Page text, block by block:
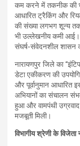
कम करने में तकनीक की
आधारित ट्रैकिंग और
की संख्या लगभग शून्य
भी उल्लेखनीय कमी आई।
संघर्ष-संवेदनशील शासन
नारायणपुर जिले का
डेटा एकीकरण की
और पूर्वानुमान आधारित
अभियानों का संचालन
हुआ और वामपंथी उग्रवाद
मजबूती मिली।
विभागीय श्रेणी के विजेता